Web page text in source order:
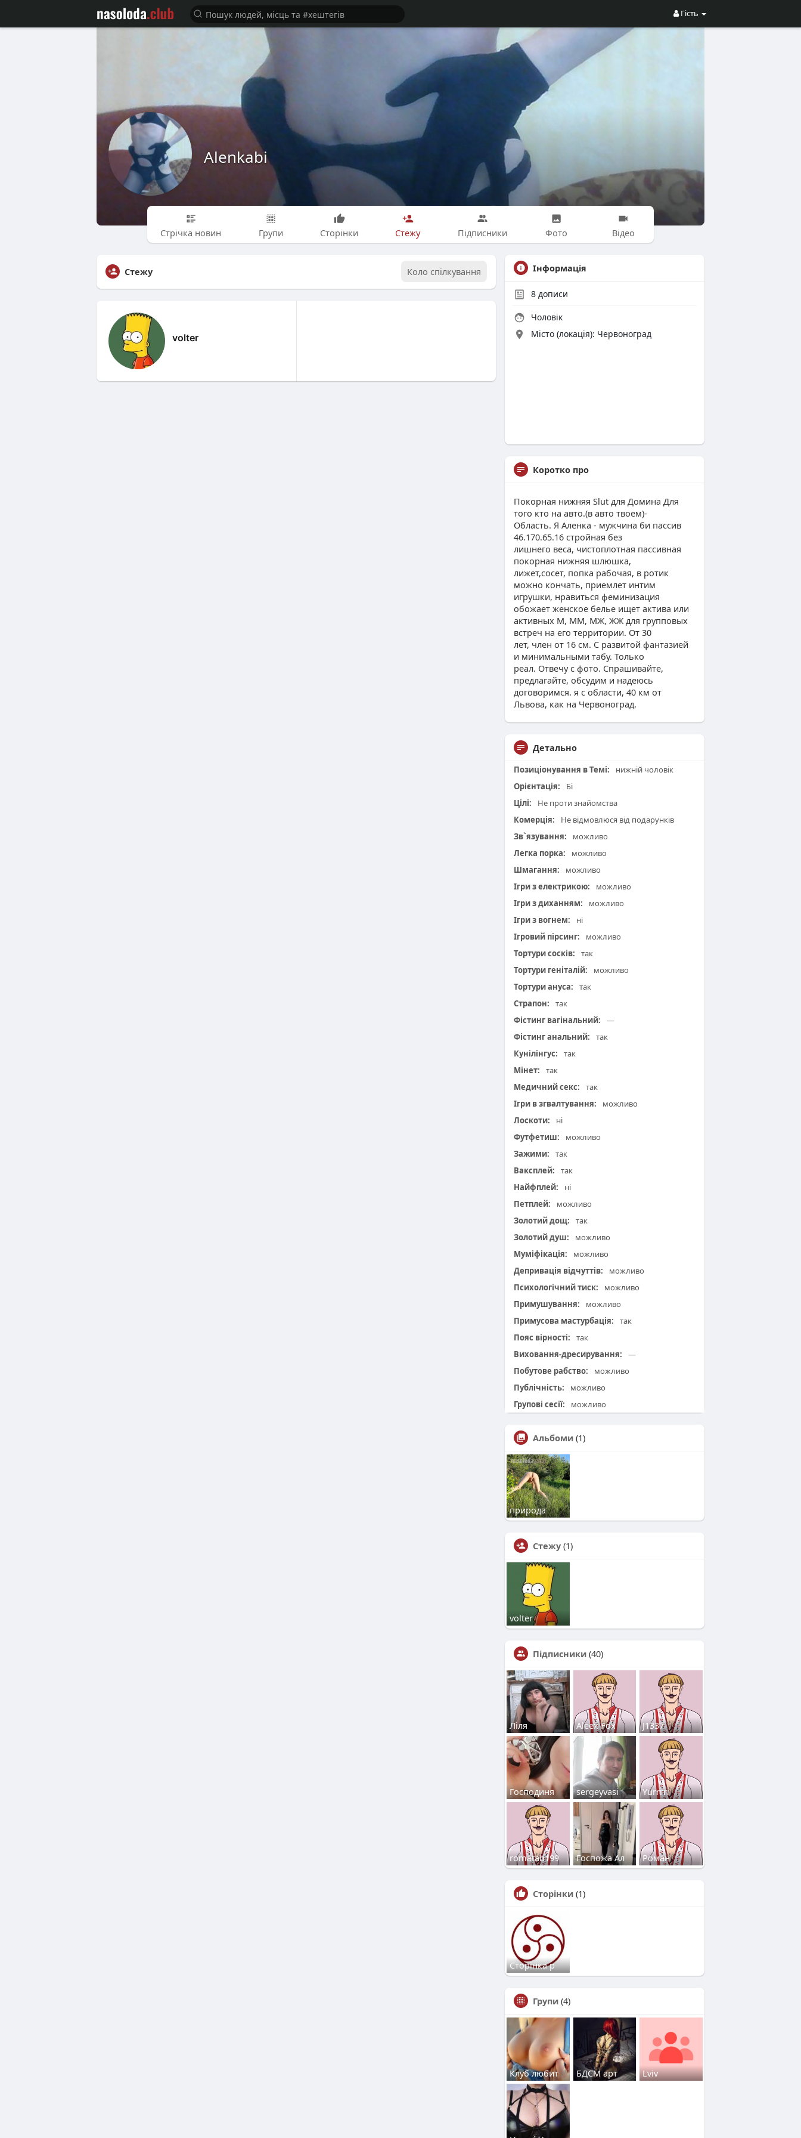
Гість
Alenkabi
Стрічка новин Групи Сторінки Стежу Підписники Фото Відео
Стежу Коло спілкування
volter
Інформація
8 дописи
Чоловік
Місто (локація): Червоноград
Коротко про
Покорная нижняя Slut для Домина Для
того кто на авто.(в авто твоем)-
Область. Я Аленка - мужчина би пассив
46.170.65.16 стройная без
лишнего веса, чистоплотная пассивная
покорная нижняя шлюшка,
лижет,сосет, попка рабочая, в ротик
можно кончать, приемлет интим
игрушки, нравиться феминизация
обожает женское белье ищет актива или
активных М, ММ, МЖ, ЖЖ для групповых
встреч на его территории. От 30
лет, член от 16 см. С развитой фантазией
и минимальными табу. Только
реал. Отвечу с фото. Спрашивайте,
предлагайте, обсудим и надеюсь
договоримся. я с области, 40 км от
Львова, как на Червоноград.
Детально
Позиціонування в Темі:
нижній чоловік
Орієнтація:
Бі
Цілі:
Не проти знайомства
Комерція:
Не відмовлюся від подарунків
Зв`язування:
можливо
Легка порка:
можливо
Шмагання:
можливо
Ігри з електрикою:
можливо
Ігри з диханням:
можливо
Ігри з вогнем:
ні
Ігровий пірсинг:
можливо
Тортури сосків:
так
Тортури геніталій:
можливо
Тортури ануса:
так
Страпон:
так
Фістинг вагінальний:
—
Фістинг анальний:
так
Кунілінгус:
так
Мінет:
так
Медичний секс:
так
Ігри в згвалтування:
можливо
Лоскоти:
ні
Футфетиш:
можливо
Зажими:
так
Ваксплей:
так
Найфплей:
ні
Петплей:
можливо
Золотий дощ:
так
Золотий душ:
можливо
Муміфікація:
можливо
Депривація відчуттів:
можливо
Психологічний тиск:
можливо
Примушування:
можливо
Примусова мастурбація:
так
Пояс вірності:
так
Виховання-дресирування:
—
Побутове рабство:
можливо
Публічність:
можливо
Групові сесії:
можливо
Альбоми (1)
природа
Стежу (1)
volter
Підписники (40)
Ліля Aleex Fox J1337
Господиня sergeyvasi Yurrrri
romatab199 Госпожа Ал Роман
Сторінки (1)
Сторінка р
Групи (4)
Клуб любит БДСМ арт Lviv